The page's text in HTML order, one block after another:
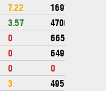
7.22
169132
3.57
470666
0
665800
0
649000
0
0
3
495000